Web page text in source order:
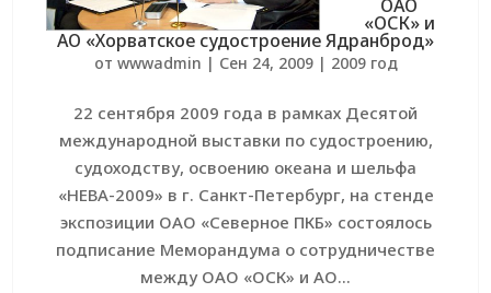
ОАО
«ОСК» и
АО «Хорватское судостроение Ядранброд»
от wwwadmin | Сен 24, 2009| 2009 год
22 сентября 2009 года в рамках Десятой
международной выставки по судостроению,
судоходству, освоению океана и шельфа
«НЕВА-2009» в г. Санкт-Петербург, на стенде
экспозиции ОАО «Северное ПКБ» состоялось
подписание Меморандума о сотрудничестве
между ОАО «ОСК» и АО...